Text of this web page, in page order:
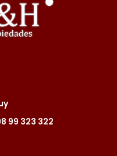
99 323 322